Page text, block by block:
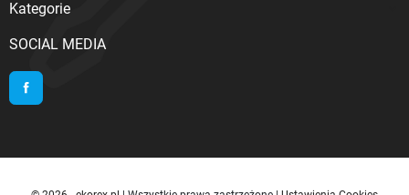
Kategorie
SOCIAL MEDIA
Facebook